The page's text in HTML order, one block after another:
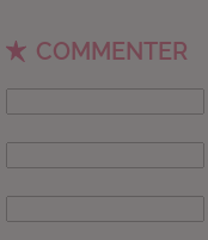
COMMENTER